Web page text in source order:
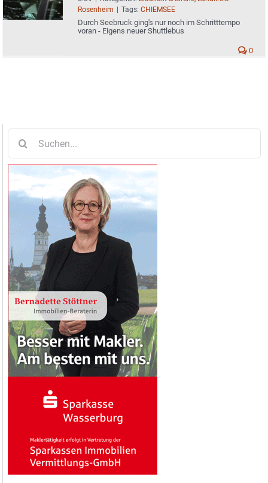
Rosenheim | Tags: CHIEMSEE
Durch Seebruck ging's nur noch im Schritttempo
voran - Eigens neuer Shuttlebus
0
nach: